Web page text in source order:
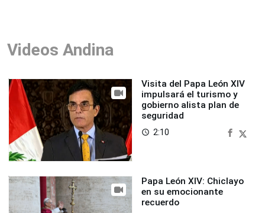
Videos Andina
Visita del Papa León XIV
impulsará el turismo y
gobierno alista plan de
seguridad
access_time 2:10
Papa León XIV: Chiclayo
en su emocionante
recuerdo